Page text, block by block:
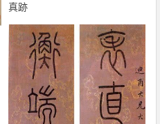
真跡